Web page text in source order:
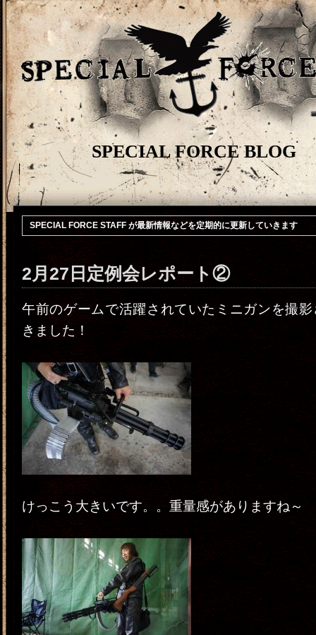
SPECIAL FORCE BLOG
SPECIAL FORCE STAFF が最新情報などを定期的に更新していきます
2月27日定例会レポート②
午前のゲームで活躍されていたミニガンを撮
きました！
けっこう大きいです。。重量感がありますね～